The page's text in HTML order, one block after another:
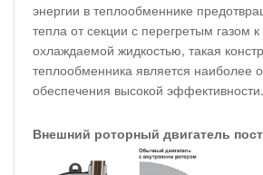
энергии в теплообменнике
тепла от секции с перегретым газом к
охлаждаемой жидкостью, такая
теплообменника является наиболее
обеспечения высокой эффективности.
Внешний роторный двигатель